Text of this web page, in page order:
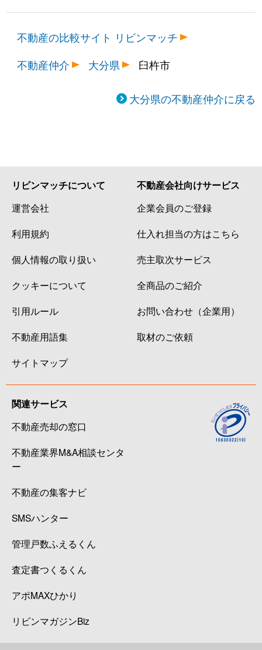
不動産の比較サイト リビンマッチ
不動産仲介
大分県 臼杵市
大分県の不動産仲介に戻る
リビンマッチについて
運営会社
利用規約
個人情報の取り扱い
クッキーについて
引用ルール
不動産用語集
サイトマップ
不動産会社向けサービス
企業会員のご登録
仕入れ担当の方はこちら
売主取次サービス
全商品のご紹介
お問い合わせ（企業用）
取材のご依頼
関連サービス
不動産売却の窓口
不動産業界M&A相談センタ
ー
不動産の集客ナビ
SMSハンター
管理戸数ふえるくん
査定書つくるくん
アポMAXひかり
リビンマガジンBiz